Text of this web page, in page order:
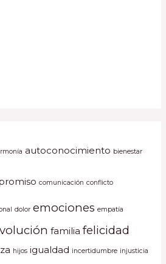
autoconocimiento bienestar
comunicación conflicto
dolor emociones empatía
familia felicidad
hijos igualdad incertidumbre injusticia